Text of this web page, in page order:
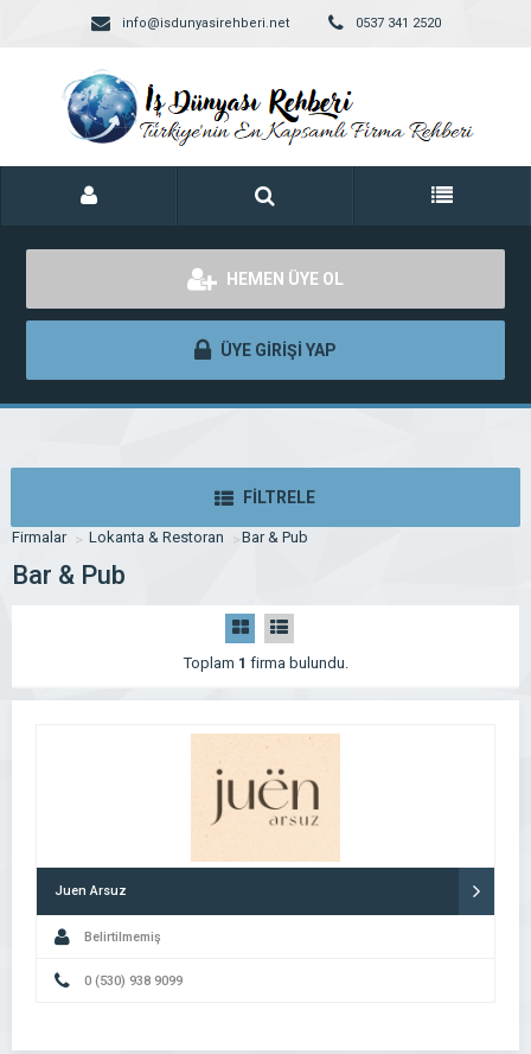
info@isdunyasirehberi.net 0537 341 2520
HEMEN ÜYE OL
ÜYE GİRİŞİ YAP
FİLTRELE
Firmalar Lokanta & Restoran Bar & Pub
Bar & Pub
Toplam 1 firma bulundu.
Juen Arsuz
Belirtilmemiş
0 (530) 938 9099